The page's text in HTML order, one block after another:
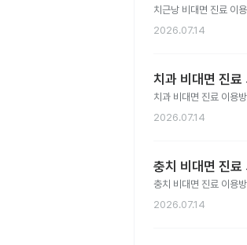
치근낭 비대면 진료 이
2026.07.14
치과 비대면 진
치과 비대면 진료 이용
2026.07.14
충치 비대면 진
충치 비대면 진료 이용
2026.07.14